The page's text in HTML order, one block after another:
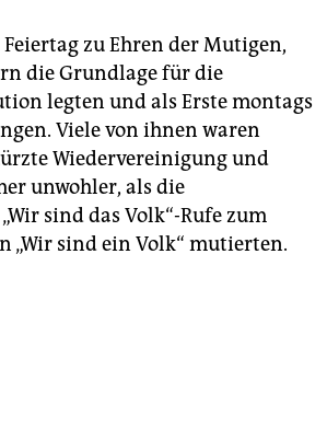
zu Ehren der Mutigen,
die Grundlage für die
legten und als Erste montags
Viele von ihnen waren
Wiedervereinigung und
unwohler, als die
sind das Volk“-Rufe zum
„Wir sind ein Volk“ mutierten.